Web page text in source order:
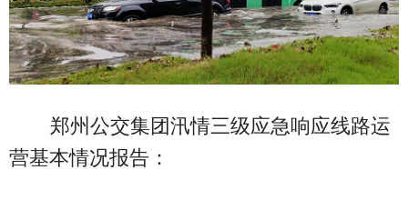
郑州公交集团汛情三级应急响应线路运
营基本情况报告：